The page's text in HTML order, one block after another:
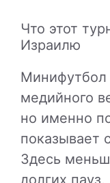
Что этот
Израилю
Минифутбол
медийного
но именно
показывает
Здесь